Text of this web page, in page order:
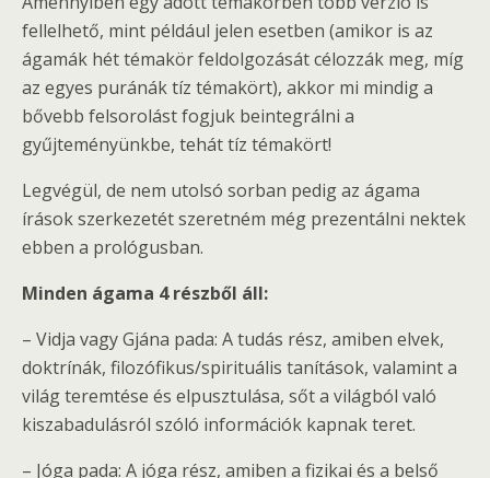
fellelhető, mint például jelen esetben (amikor is az
ágamák hét témakör feldolgozását célozzák meg, míg
az egyes puránák tíz témakört), akkor mi mindig a
bővebb felsorolást fogjuk beintegrálni a
gyűjteményünkbe, tehát tíz témakört!
Legvégül, de nem utolsó sorban pedig az ágama
írások szerkezetét szeretném még prezentálni nektek
ebben a prológusban.
Minden ágama 4 részből áll:
– Vidja vagy Gjána pada: A tudás rész, amiben elvek,
doktrínák, filozófikus/spirituális tanítások, valamint a
világ teremtése és elpusztulása, sőt a világból való
kiszabadulásról szóló információk kapnak teret.
– Jóga pada: A jóga rész, amiben a fizikai és a belső